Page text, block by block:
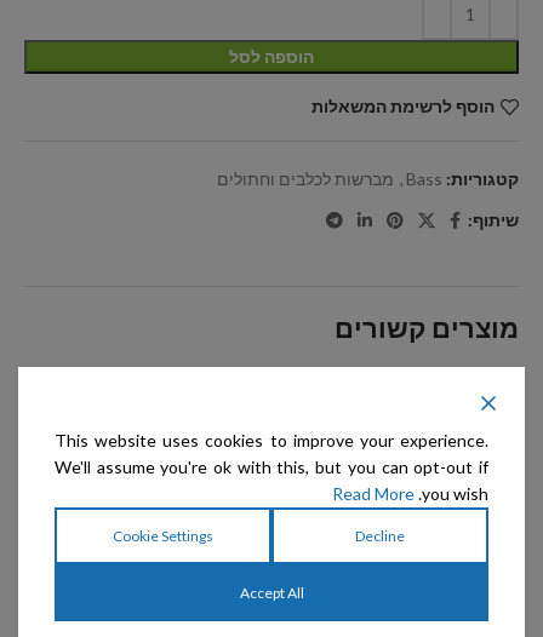
הוספה לסל
הוסף לרשימת המשאלות
קטגוריות: Bass
, מברשות לכלבים וחתולים
שיתוף:
מוצרים קשורים
מבצע
This website uses cookies to improve your experience.
We'll assume you're ok with this, but you can opt-out if
you wish.
Read More
Decline
Cookie Settings
Accept All